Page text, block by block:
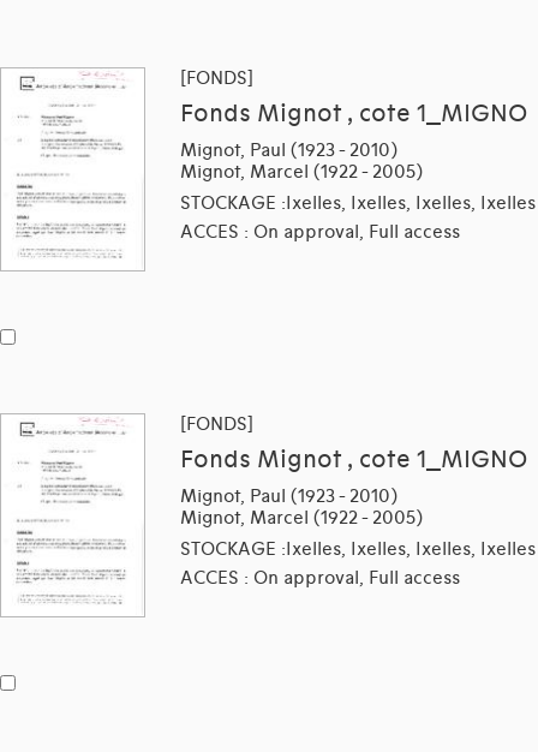
[FONDS]
Fonds Mignot , cote 1_MIGNO
Mignot, Paul (1923 - 2010)
Mignot, Marcel (1922 - 2005)
STOCKAGE :Ixelles, Ixelles, Ixelles, Ixelles
ACCES : On approval, Full access
[FONDS]
Fonds Mignot , cote 1_MIGNO
Mignot, Paul (1923 - 2010)
Mignot, Marcel (1922 - 2005)
STOCKAGE :Ixelles, Ixelles, Ixelles, Ixelles
ACCES : On approval, Full access